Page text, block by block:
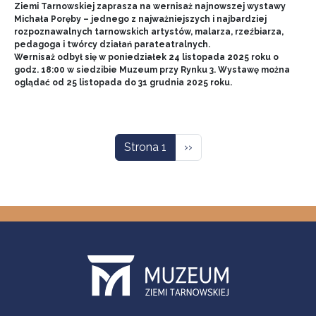
Ziemi Tarnowskiej zaprasza na wernisaż najnowszej wystawy
Michała Poręby – jednego z najważniejszych i najbardziej
rozpoznawalnych tarnowskich artystów, malarza, rzeźbiarza,
pedagoga i twórcy działań parateatralnych.
Wernisaż odbył się w poniedziałek 24 listopada 2025 roku o
godz. 18:00 w siedzibie Muzeum przy Rynku 3. Wystawę można
oglądać od 25 listopada do 31 grudnia 2025 roku.
Strona 1 Następna strona
››